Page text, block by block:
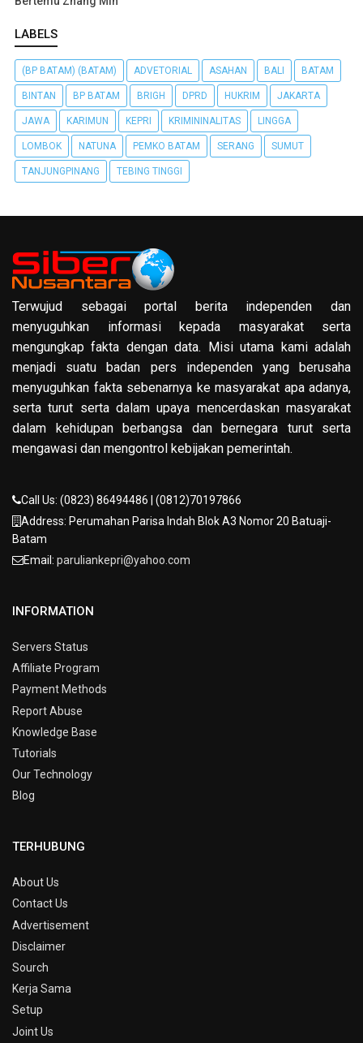
LABELS
(BP BATAM) (BATAM) ADVETORIAL ASAHAN BALI BATAM
BINTAN BP BATAM BRIGH DPRD HUKRIM JAKARTA
JAWA KARIMUN KEPRI KRIMININALITAS LINGGA
LOMBOK NATUNA PEMKO BATAM SERANG SUMUT
TANJUNGPINANG TEBING TINGGI
Terwujud sebagai portal berita independen dan
menyuguhkan informasi kepada masyarakat serta
mengungkap fakta dengan data. Misi utama kami adalah
menjadi suatu badan pers independen yang berusaha
menyuguhkan fakta sebenarnya ke masyarakat apa adanya,
serta turut serta dalam upaya mencerdaskan masyarakat
dalam kehidupan berbangsa dan bernegara turut serta
mengawasi dan mengontrol kebijakan pemerintah.
Call Us: (0823) 86494486 | (0812)70197866
Address: Perumahan Parisa Indah Blok A3 Nomor 20 Batuaji-
Batam
Email: paruliankepri@yahoo.com
INFORMATION
Servers Status
Affiliate Program
Payment Methods
Report Abuse
Knowledge Base
Tutorials
Our Technology
Blog
TERHUBUNG
About Us
Contact Us
Advertisement
Disclaimer
Sourch
Kerja Sama
Setup
Joint Us